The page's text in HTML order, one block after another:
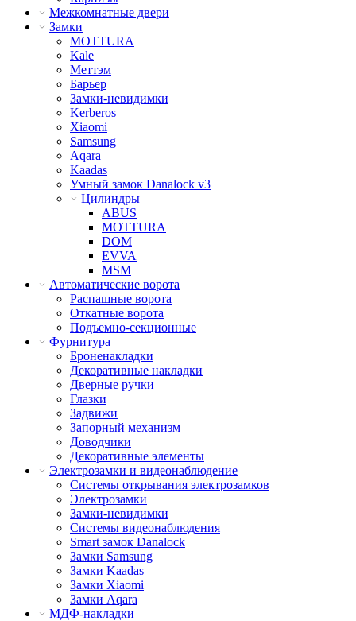
Межкомнатные двери
Замки
MOTTURA
Kale
Меттэм
Барьер
Замки-невидимки
Kerberos
Xiaomi
Samsung
Aqara
Kaadas
Умный замок Danalock v3
Цилиндры
ABUS
MOTTURA
DOM
EVVA
MSM
Автоматические ворота
Распашные ворота
Откатные ворота
Подъемно-секционные
Фурнитура
Броненакладки
Декоративные накладки
Дверные ручки
Глазки
Задвижи
Запорный механизм
Доводчики
Декоративные элементы
Электрозамки и видеонаблюдение
Системы открывания электрозамков
Электрозамки
Замки-невидимки
Системы видеонаблюдения
Smart замок Danalock
Замки Samsung
Замки Kaadas
Замки Xiaomi
Замки Aqara
МДФ-накладки